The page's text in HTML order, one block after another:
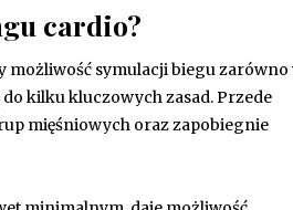
cardio?
możliwość symulacji biegu zarówno
kilku kluczowych zasad. Przede
mięśniowych oraz zapobiegnie